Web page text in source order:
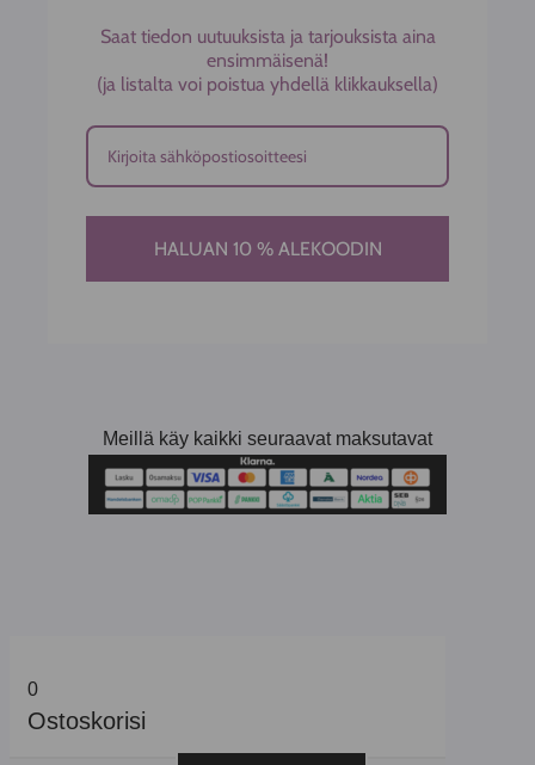
Saat tiedon uutuuksista ja tarjouksista aina
ensimmäisenä!
(ja listalta voi poistua yhdellä klikkauksella)
HALUAN 10 % ALEKOODIN
Meillä käy kaikki seuraavat maksutavat
0
Ostoskorisi